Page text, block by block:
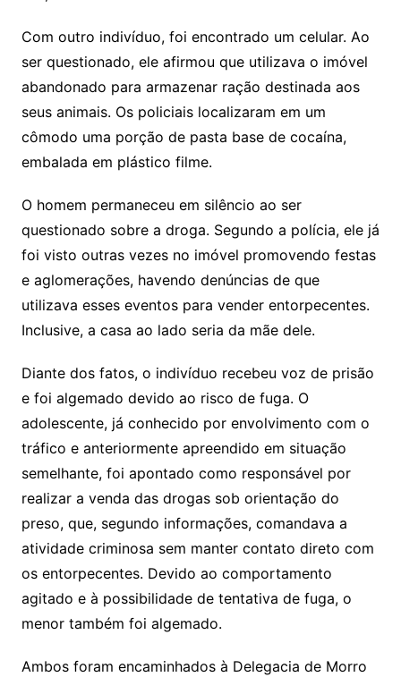
Com outro indivíduo, foi encontrado um celular. Ao
ser questionado, ele afirmou que utilizava o imóvel
abandonado para armazenar ração destinada aos
seus animais. Os policiais localizaram em um
cômodo uma porção de pasta base de cocaína,
embalada em plástico filme.
O homem permaneceu em silêncio ao ser
questionado sobre a droga. Segundo a polícia, ele já
foi visto outras vezes no imóvel promovendo festas
e aglomerações, havendo denúncias de que
utilizava esses eventos para vender entorpecentes.
Inclusive, a casa ao lado seria da mãe dele.
Diante dos fatos, o indivíduo recebeu voz de prisão
e foi algemado devido ao risco de fuga. O
adolescente, já conhecido por envolvimento com o
tráfico e anteriormente apreendido em situação
semelhante, foi apontado como responsável por
realizar a venda das drogas sob orientação do
preso, que, segundo informações, comandava a
atividade criminosa sem manter contato direto com
os entorpecentes. Devido ao comportamento
agitado e à possibilidade de tentativa de fuga, o
menor também foi algemado.
Ambos foram encaminhados à Delegacia de Morro